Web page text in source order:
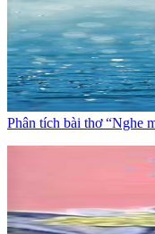
Phân tích bài thơ “Nghe